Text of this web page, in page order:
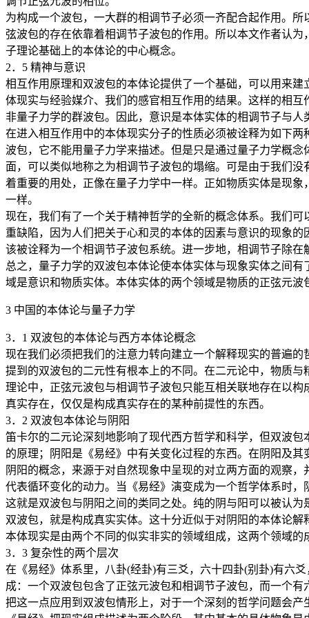
为构成一个波包，一大群的相调节子必须一齐配合起作用。
弦波包的存在依靠着相调节子波包的作用。所以本文作者认
子理论基础上的本体论的中心概念。
2．5 精神与意识
相互作用原理和双波包的本体论提供了一个基础，可以用来
体现实与经验媒介、我们的感官相互作用的结果。这样的相
非量子力学的群波包。因此，意识是本体实体的相调节子与
在进入相互作用中的本体现实分子的性质必须被诠释为如下
波包，它不能用量子力学来描述。但是只是通过量子力学概
面，可以类似地称之为相调节子波包的塌缩。可是由于我们
着重要的用处，正像在量子力学中一样。正如物质实体是现
一样。
现在，我们有了一个关于精神哲学的全新的概念体系。我们
重缺陷，因为人们把关于心和灵的本体的因素与意识的现象
该被诠释为一个相调节子波包系统。进一步地，相调节子除
总之，量子力学的双波包本体论使本体实体与现象实体之间
域是意识和物质实体。本体实体的两个领域是物质的正弦元波
3 中国的本体论与量子力学
3．1 双波包的本体论与西方本体论概念
现在我们必须把我们的注意力转向建立一个解释现实的普遍
提到的双波包的二元性有根本上的不同。在二元论中，物质
理论中，正弦元波包与相调节子波包只能互相关联地存在以
真实存在，仅仅是构成真实存在的某种前提性的东西。
3．2 双波包本体论与阴阳
笛卡尔的二元论深刻地影响了现代西方哲学和科学，但双波
的原理；阴阳是《易经》中有关变化过程的东西。在阴阳及
阴阳的概念，来源于对自然现象中呈现的对立两方面的观察
代表循环变化的动力。当《易经》演变成为一个哲学体系时
这就是双波包与阴阳之间的类同之处。纯的阴与阳可以被认
双波包，就是构成真实实体。这十分近似于对阴阳的本体论
本体现实是由两个不同的似实非实的领域组成，这两个领域
3．3 复杂性的两个层次
在《易经》体系里，八卦(经卦)有三爻，六十四卦(别卦)有六
成：一个双波包包含了正弦元波包和相调节子波包，而一个
把这一点应用到双波包情形上，对于一个深刻的哲学问题会产